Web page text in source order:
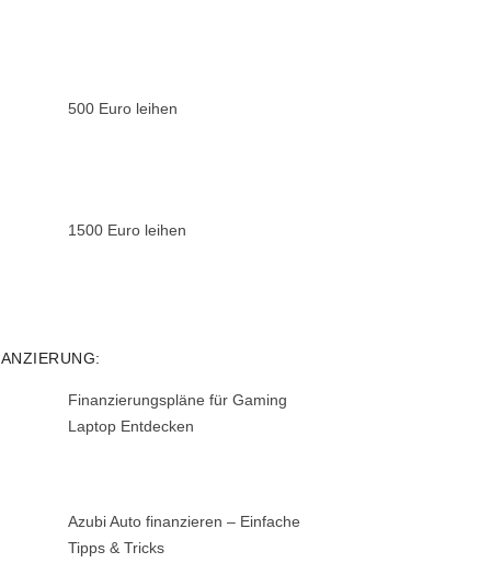
500 Euro leihen
1500 Euro leihen
Finanzierungspläne für Gaming
Laptop Entdecken
Azubi Auto finanzieren – Einfache
Tipps & Tricks